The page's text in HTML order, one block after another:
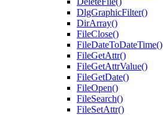
DlgGraphicFilter()
DirArray()
FileClose()
FileDateToDateTime()
FileGetAttr()
FileGetAttrValue()
FileGetDate()
FileOpen()
FileSearch()
FileSetAttr()